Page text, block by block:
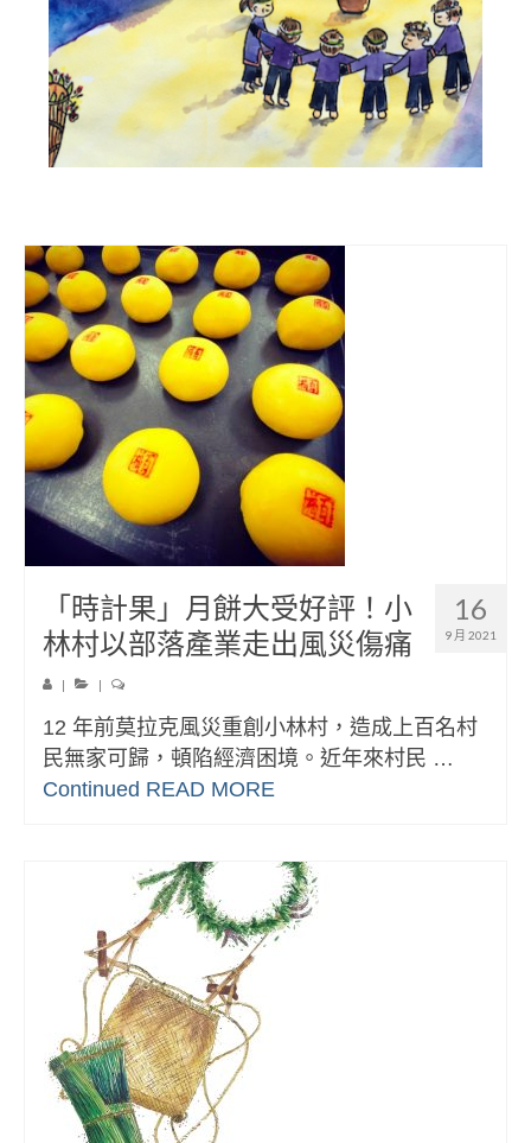
旅遊資訊
部落美食
原民文創
16
9 月 2021
「時計果」月餅大受好評！小
林村以部落產業走出風災傷痛
12 年前莫拉克風災重創小林村，造成上百名村
民無家可歸，頓陷經濟困境。近年來村民 …
Continued READ MORE